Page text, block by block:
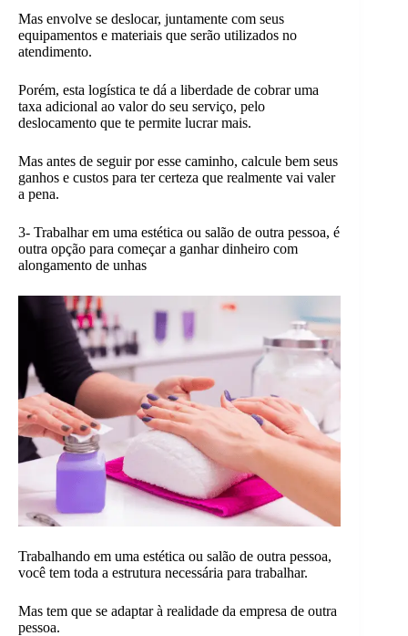
Mas envolve se deslocar, juntamente com seus
equipamentos e materiais que serão utilizados no
atendimento.
Porém, esta logística te dá a liberdade de cobrar uma
taxa adicional ao valor do seu serviço, pelo
deslocamento que te permite lucrar mais.
Mas antes de seguir por esse caminho, calcule bem seus
ganhos e custos para ter certeza que realmente vai valer
a pena.
3- Trabalhar em uma estética ou salão de outra pessoa, é
outra opção para começar a ganhar dinheiro com
alongamento de unhas
Trabalhando em uma estética ou salão de outra pessoa,
você tem toda a estrutura necessária para trabalhar.
Mas tem que se adaptar à realidade da empresa de outra
pessoa.